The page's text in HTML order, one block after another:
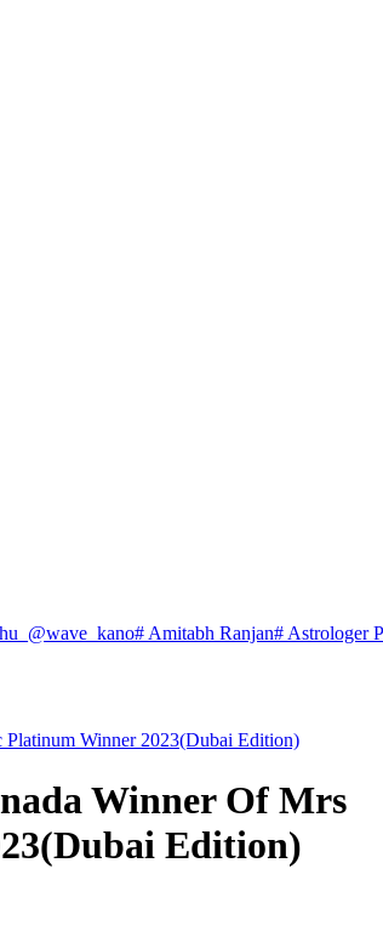
@wave_kano# Amitabh Ranjan# Astrologer
Platinum Winner 2023(Dubai Edition)
Winner Of Mrs
Edition)